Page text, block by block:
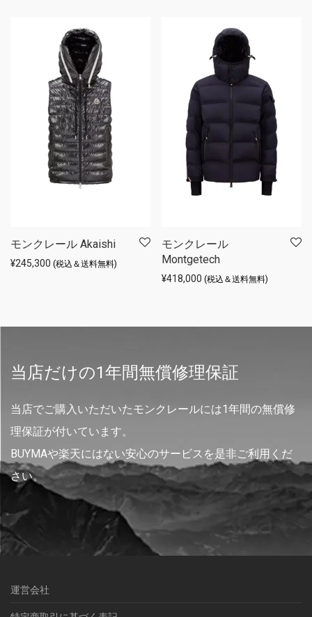
モンクレール Akaishi
¥245,300 (税込＆送料無料)
モンクレール
Montgetech
¥418,000 (税込＆送料無料)
当店だけの1年間無償修理保証
当店でご購入いただいたモンクレールには1年間の無償修
理保証が付いています。
BUYMAや楽天にはない安心のサービスを是非ご利用くだ
さい。
運営会社